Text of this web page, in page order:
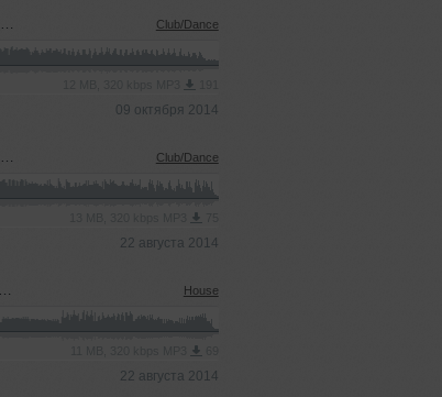
Club/Dance
09 октября 2014
Club/Dance
22 августа 2014
House
22 августа 2014